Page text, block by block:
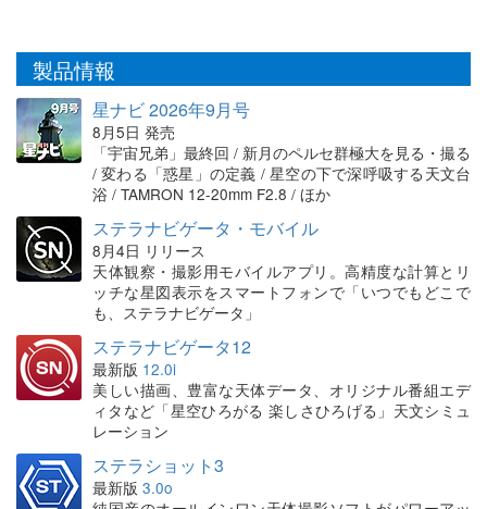
製品情報
星ナビ 2026年9月号
8月5日 発売
「宇宙兄弟」最終回 / 新月のペルセ群極大を見る・撮る
/ 変わる「惑星」の定義 / 星空の下で深呼吸する天文台
浴 / TAMRON 12-20mm F2.8 / ほか
ステラナビゲータ・モバイル
8月4日 リリース
天体観察・撮影用モバイルアプリ。高精度な計算とリ
ッチな星図表示をスマートフォンで「いつでもどこで
も、ステラナビゲータ」
ステラナビゲータ12
最新版 12.0i
美しい描画、豊富な天体データ、オリジナル番組エデ
ィタなど「星空ひろがる 楽しさひろげる」天文シミュ
レーション
ステラショット3
最新版 3.0o